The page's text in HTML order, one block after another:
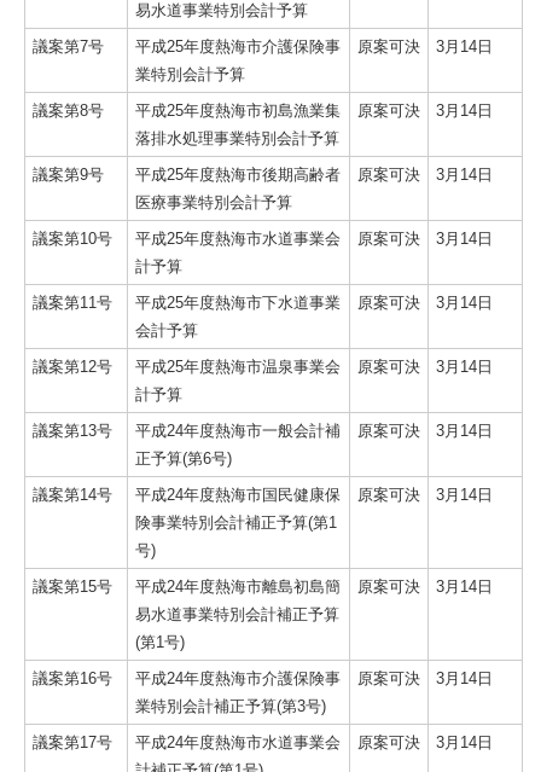
易水道事業特別会計予算
議案第7号
平成25年度熱海市介護保険事
業特別会計予算
原案可決 3月14日
議案第8号
平成25年度熱海市初島漁業集
落排水処理事業特別会計予算
原案可決 3月14日
議案第9号
平成25年度熱海市後期高齢者
医療事業特別会計予算
原案可決 3月14日
議案第10号
平成25年度熱海市水道事業会
計予算
原案可決 3月14日
議案第11号
平成25年度熱海市下水道事業
会計予算
原案可決 3月14日
議案第12号
平成25年度熱海市温泉事業会
計予算
原案可決 3月14日
議案第13号
平成24年度熱海市一般会計補
正予算(第6号)
原案可決 3月14日
議案第14号
平成24年度熱海市国民健康保
険事業特別会計補正予算(第1
号)
原案可決 3月14日
議案第15号
平成24年度熱海市離島初島簡
易水道事業特別会計補正予算
(第1号)
原案可決 3月14日
議案第16号
平成24年度熱海市介護保険事
業特別会計補正予算(第3号)
原案可決 3月14日
議案第17号
平成24年度熱海市水道事業会
原案可決 3月14日